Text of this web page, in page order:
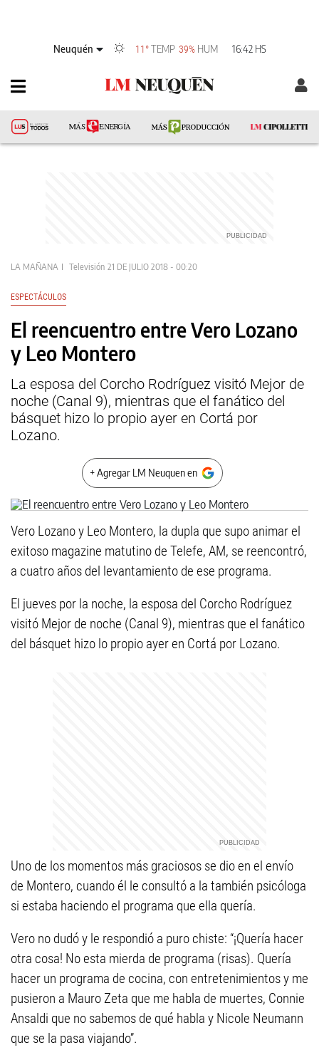
Neuquén 11° TEMP 39% HUM 16:42 HS
LA MAÑANA Televisión 21 DE JULIO 2018 - 00:20
ESPECTÁCULOS
El reencuentro entre Vero Lozano
y Leo Montero
La esposa del Corcho Rodríguez visitó Mejor de
noche (Canal 9), mientras que el fanático del
básquet hizo lo propio ayer en Cortá por
Lozano.
+ Agregar LM Neuquen en
Vero Lozano y Leo Montero, la dupla que supo animar el
exitoso magazine matutino de Telefe, AM, se reencontró,
a cuatro años del levantamiento de ese programa.
El jueves por la noche, la esposa del Corcho Rodríguez
visitó Mejor de noche (Canal 9), mientras que el fanático
del básquet hizo lo propio ayer en Cortá por Lozano.
Uno de los momentos más graciosos se dio en el envío
de Montero, cuando él le consultó a la también psicóloga
si estaba haciendo el programa que ella quería.
Vero no dudó y le respondió a puro chiste: “¡Quería hacer
otra cosa! No esta mierda de programa (risas). Quería
hacer un programa de cocina, con entretenimientos y me
pusieron a Mauro Zeta que me habla de muertes, Connie
Ansaldi que no sabemos de qué habla y Nicole Neumann
que se la pasa viajando”.